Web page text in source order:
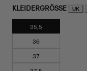
KLEIDERGRÖSSE UK
35,5
36
37